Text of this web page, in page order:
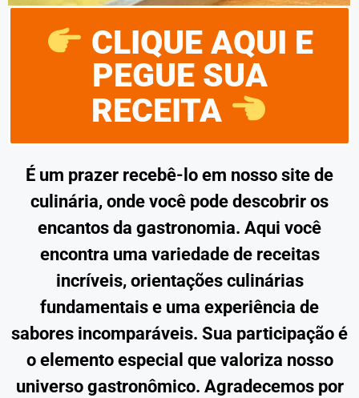
CLIQUE AQUI E
PEGUE SUA
RECEITA
É um prazer recebê-lo em nosso site de
culinária, onde você pode descobrir os
encantos da gastronomia. Aqui você
encontra uma variedade de receitas
incríveis, orientações culinárias
fundamentais e uma experiência de
sabores incomparáveis. Sua participação é
o elemento especial que valoriza nosso
universo gastronômico. Agradecemos por